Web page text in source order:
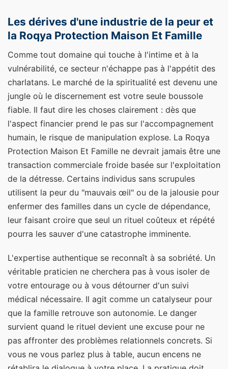
Les dérives d'une industrie de la peur et
la Roqya Protection Maison Et Famille
Comme tout domaine qui touche à l'intime et à la
vulnérabilité, ce secteur n'échappe pas à l'appétit des
charlatans. Le marché de la spiritualité est devenu une
jungle où le discernement est votre seule boussole
fiable. Il faut dire les choses clairement : dès que
l'aspect financier prend le pas sur l'accompagnement
humain, le risque de manipulation explose. La Roqya
Protection Maison Et Famille ne devrait jamais être une
transaction commerciale froide basée sur l'exploitation
de la détresse. Certains individus sans scrupules
utilisent la peur du "mauvais œil" ou de la jalousie pour
enfermer des familles dans un cycle de dépendance,
leur faisant croire que seul un rituel coûteux et répété
pourra les sauver d'une catastrophe imminente.
L'expertise authentique se reconnaît à sa sobriété. Un
véritable praticien ne cherchera pas à vous isoler de
votre entourage ou à vous détourner d'un suivi
médical nécessaire. Il agit comme un catalyseur pour
que la famille retrouve son autonomie. Le danger
survient quand le rituel devient une excuse pour ne
pas affronter des problèmes relationnels concrets. Si
vous ne vous parlez plus à table, aucun encens ne